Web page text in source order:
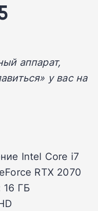
аппарат,
у вас на
Intel Core i7
RTX 2070
16 ГБ